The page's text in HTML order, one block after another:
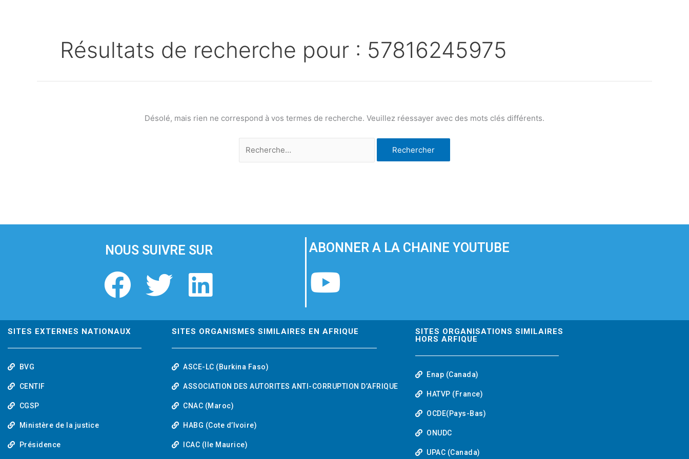
Résultats de recherche pour : 57816245975
Désolé, mais rien ne correspond à vos termes de recherche. Veuillez réessayer avec des mots clés différents.
NOUS SUIVRE SUR
F
a
c
T
e
L
n
k
e
d
i
ABONNER A LA CHAINE YOUTUBE
Y
u
u
SITES EXTERNES NATIONAUX
BVG
CENTIF
CGSP
Ministère de la justice
Présidence
SITES ORGANISMES SIMILAIRES EN AFRIQUE
ASCE-LC (Burkina Faso)
ASSOCIATION DES AUTORITES ANTI-CORRUPTION D’AFRIQUE
CNAC (Maroc)
HABG (Cote d’Ivoire)
ICAC (Ile Maurice)
SITES ORGANISATIONS SIMILAIRES
HORS ARFIQUE
Enap (Canada)
HATVP (France)
OCDE(Pays-Bas)
ONUDC
UPAC (Canada)